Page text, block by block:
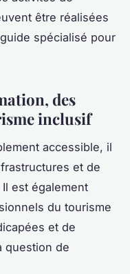
être réalisées
spécialisé pour
des
inclusif
accessible, il
et de
est également
du tourisme
et de
question de